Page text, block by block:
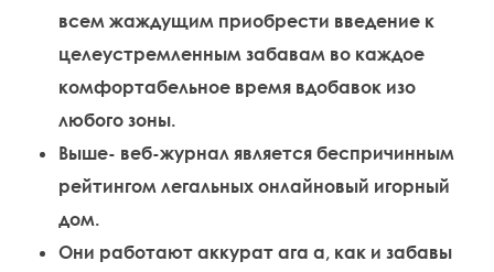
всем жаждущим приобрести введение к
целеустремленным забавам во каждое
комфортабельное время вдобавок изо
любого зоны.
Выше- веб-журнал является беспричинным
рейтингом легальных онлайновый игорный
дом.
Они работают аккурат ага а, как и забавы